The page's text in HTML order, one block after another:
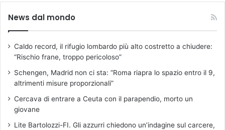
News dal mondo
Caldo record, il rifugio lombardo più alto costretto a chiudere:
“Rischio frane, troppo pericoloso”
Schengen, Madrid non ci sta: “Roma riapra lo spazio entro il 9,
altrimenti misure proporzionali”
Cercava di entrare a Ceuta con il parapendio, morto un
giovane
Lite Bartolozzi-FI. Gli azzurri chiedono un’indagine sul carcere,